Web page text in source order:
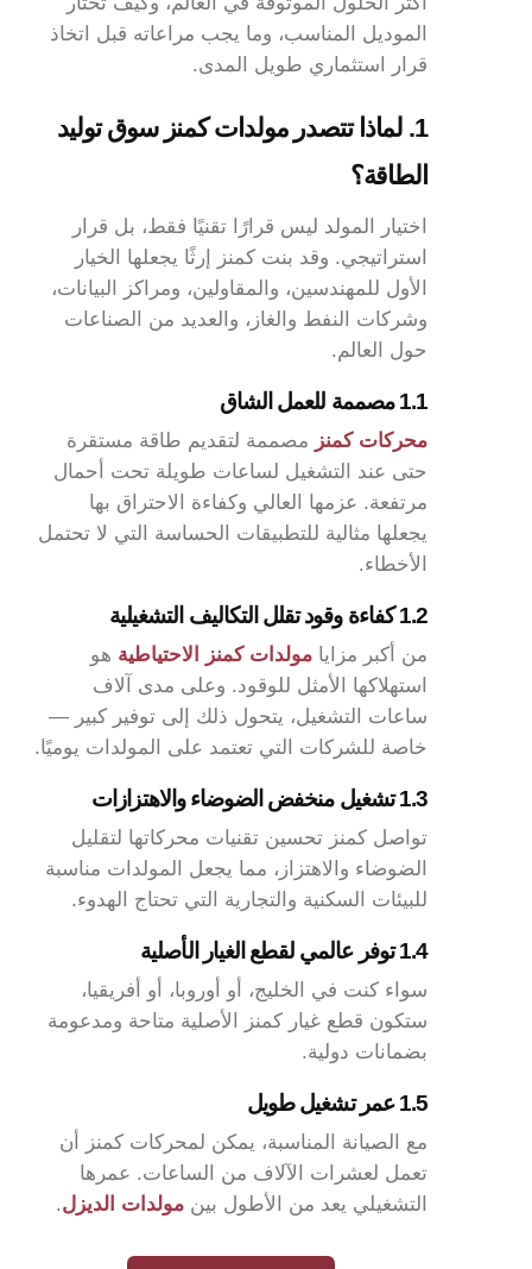
الموديل المناسب، وما يجب مراعاته قبل اتخاذ
قرار استثماري طويل المدى.
1. لماذا تتصدر مولدات كمنز سوق توليد
الطاقة؟
اختيار المولد ليس قرارًا تقنيًا فقط، بل قرار
استراتيجي. وقد بنت كمنز إرثًا يجعلها الخيار
الأول للمهندسين، والمقاولين، ومراكز البيانات،
وشركات النفط والغاز، والعديد من الصناعات
حول العالم.
1.1 مصممة للعمل الشاق
محركات كمنز مصممة لتقديم طاقة مستقرة
حتى عند التشغيل لساعات طويلة تحت أحمال
مرتفعة. عزمها العالي وكفاءة الاحتراق بها
يجعلها مثالية للتطبيقات الحساسة التي لا تحتمل
الأخطاء.
1.2 كفاءة وقود تقلل التكاليف التشغيلية
من أكبر مزايا مولدات كمنز الاحتياطية هو
استهلاكها الأمثل للوقود. وعلى مدى آلاف
ساعات التشغيل، يتحول ذلك إلى توفير كبير —
خاصة للشركات التي تعتمد على المولدات يوميًا.
1.3 تشغيل منخفض الضوضاء والاهتزازات
تواصل كمنز تحسين تقنيات محركاتها لتقليل
الضوضاء والاهتزاز، مما يجعل المولدات مناسبة
للبيئات السكنية والتجارية التي تحتاج الهدوء.
1.4 توفر عالمي لقطع الغيار الأصلية
سواء كنت في الخليج، أو أوروبا، أو أفريقيا،
ستكون قطع غيار كمنز الأصلية متاحة ومدعومة
بضمانات دولية.
1.5 عمر تشغيل طويل
مع الصيانة المناسبة، يمكن لمحركات كمنز أن
تعمل لعشرات الآلاف من الساعات. عمرها
التشغيلي يعد من الأطول بين مولدات الديزل.